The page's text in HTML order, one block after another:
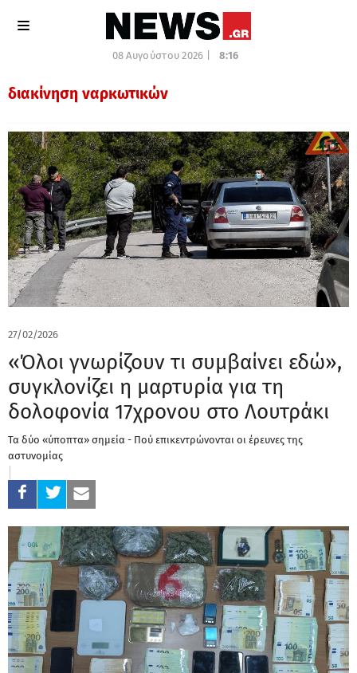
08 Αυγούστου 2026 | 8:16
διακίνηση ναρκωτικών
27/02/2026
«Όλοι γνωρίζουν τι συμβαίνει εδώ»,
συγκλονίζει η μαρτυρία για τη
δολοφονία 17χρονου στο Λουτράκι
Τα δύο «ύποπτα» σημεία - Πού επικεντρώνονται οι έρευνες της
αστυνομίας